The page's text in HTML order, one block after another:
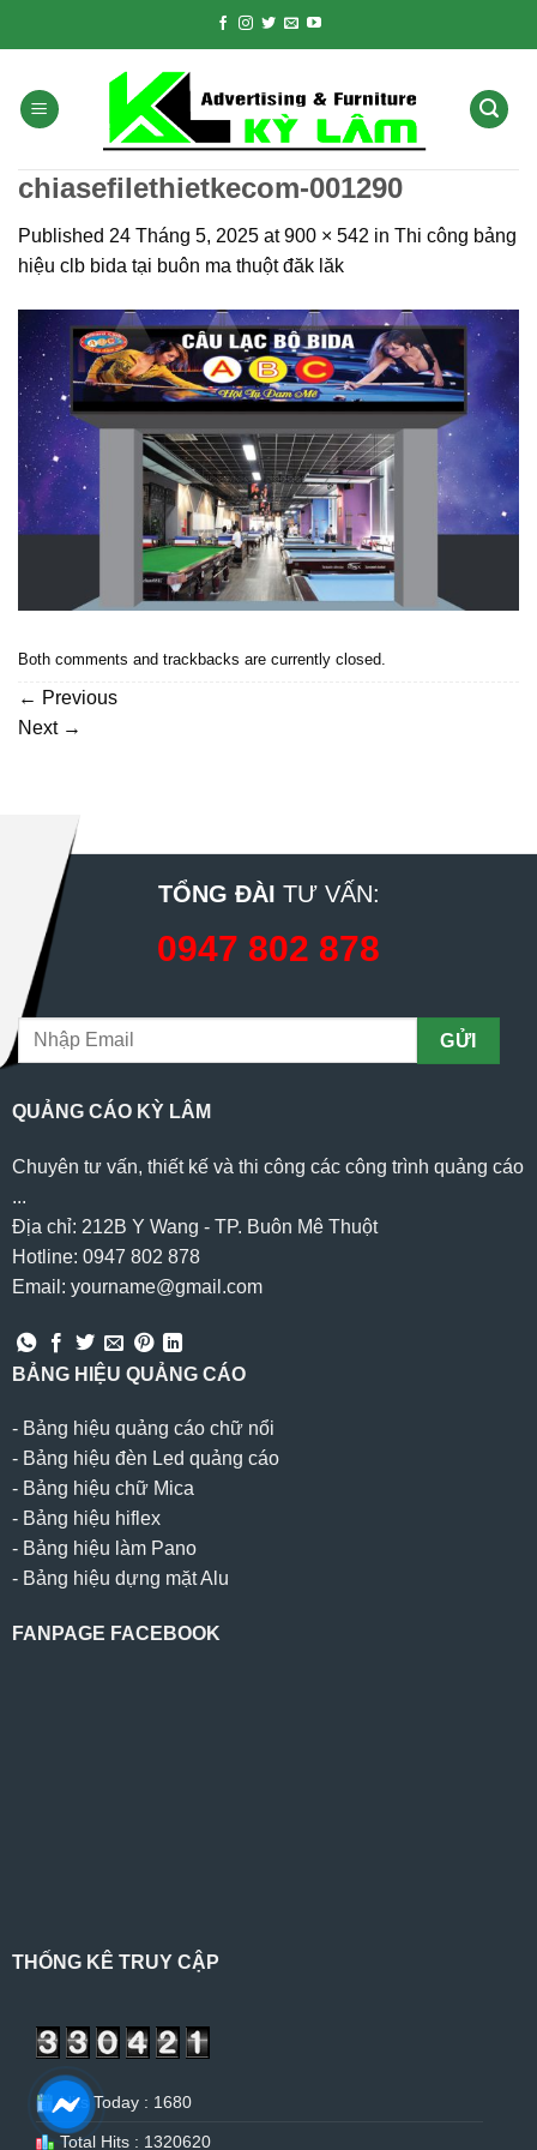
chiasefilethietkecom-001290
Published 24 Tháng 5, 2025 at900 × 542 in Thi công bảng
hiệu clb bida tại buôn ma thuột đăk lăk
Both comments and trackbacks are currently closed.
← Previous
Next →
TỔNG ĐÀI TƯ VẤN:
0947 802 878
QUẢNG CÁO KỲ LÂM
Chuyên tư vấn, thiết kế và thi công các công trình quảng cáo
...
Địa chỉ: 212B Y Wang - TP. Buôn Mê Thuột
Hotline: 0947 802 878
Email: yourname@gmail.com
BẢNG HIỆU QUẢNG CÁO
- Bảng hiệu quảng cáo chữ nổi
- Bảng hiệu đèn Led quảng cáo
- Bảng hiệu chữ Mica
- Bảng hiệu hiflex
- Bảng hiệu làm Pano
- Bảng hiệu dựng mặt Alu
FANPAGE FACEBOOK
THỐNG KÊ TRUY CẬP
Hits Today : 1680
Total Hits : 1320620